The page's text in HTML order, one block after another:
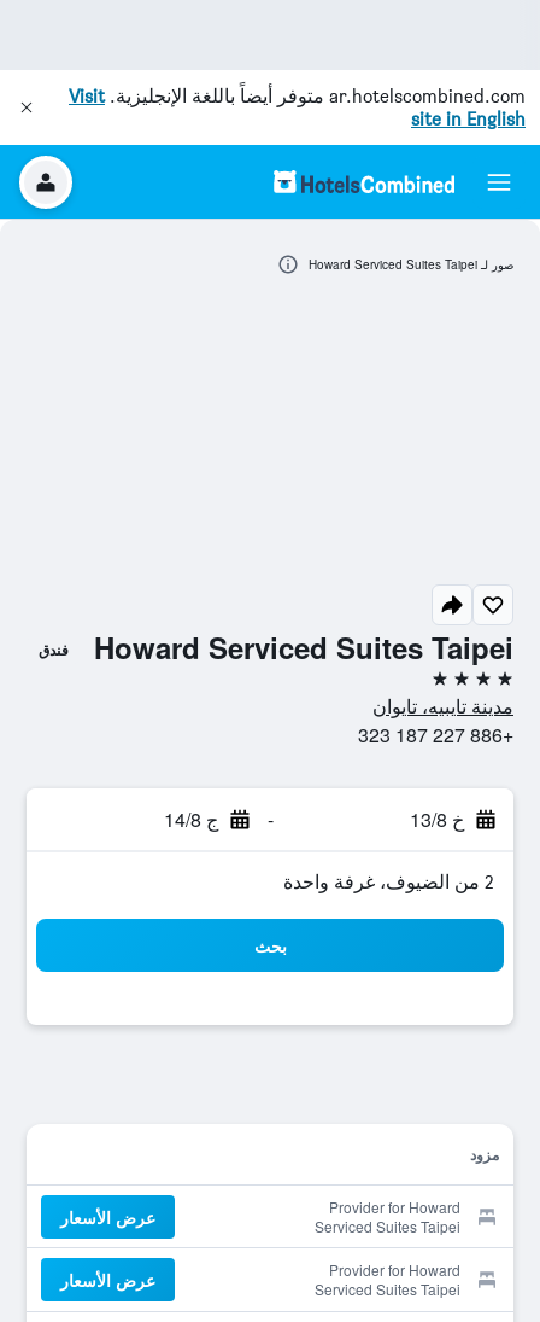
ar.hotelscombined.com متوفر أيضاً باللغة الإنجليزية.Visit
site in English
Howard Serviced Suites Taipei فندق
4 نجوم
مدينة تايبيه، تايوان
+886 227 187 323
خ 13/8 - ج 14/8
2 من الضيوف، غرفة واحدة
بحث
مزود
Provider for Howard
Serviced Suites Taipei
عرض الأسعار
Provider for Howard
Serviced Suites Taipei
عرض الأسعار
صور لـ Howard Serviced Suites Taipei